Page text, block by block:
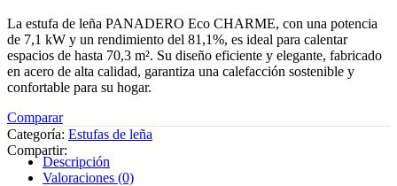
La estufa de leña PANADERO Eco CHARME, con una potencia
de 7,1 kW y un rendimiento del 81,1%, es ideal para calentar
espacios de hasta 70,3 m². Su diseño eficiente y elegante, fabricado
en acero de alta calidad, garantiza una calefacción sostenible y
confortable para su hogar.
Comparar
Categoría: Estufas de leña
Compartir:
Descripción
Valoraciones (0)